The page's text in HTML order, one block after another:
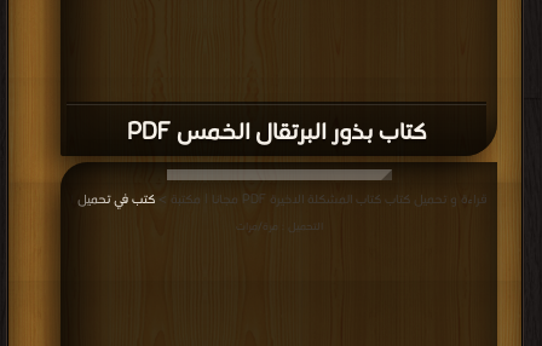
كتاب بذور البرتقال الخمس PDF
قراءة و تحميل كتاب كتاب المشكلة الاخيرة PDF مجانا | مكتبة > كتب في تحميل
التحميل : مرة/مرات